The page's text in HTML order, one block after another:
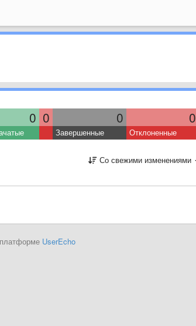
0 0 0 0
Завершенные Отклоненные
Со свежими изменениями
UserEcho